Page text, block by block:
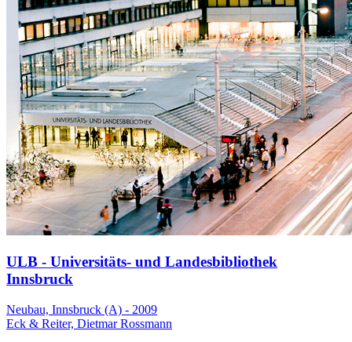
ULB - Universitäts- und Landesbibliothek
Innsbruck
Neubau, Innsbruck (A) - 2009
Eck & Reiter, Dietmar Rossmann